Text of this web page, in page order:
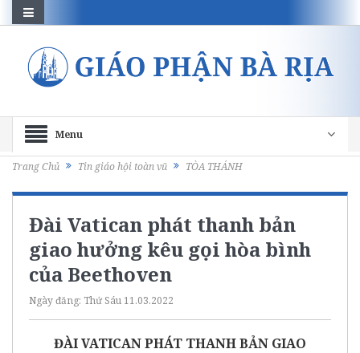
Menu
Trang Chủ Tin giáo hội toàn vũ TÒA THÁNH
Đài Vatican phát thanh bản
giao hưởng kêu gọi hòa bình
của Beethoven
Ngày đăng: Thứ Sáu 11.03.2022
ĐÀI VATICAN PHÁT THANH BẢN GIAO